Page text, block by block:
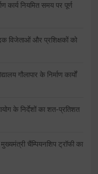
कार्य नियमित समय पर पूर्ण
विजेताओं और प्रशिक्षकों को
गौलापार के निर्माण कार्यों
के निर्देशों का शत-प्रतिशत
चैंम्पियनशिप ट्रॉफी का